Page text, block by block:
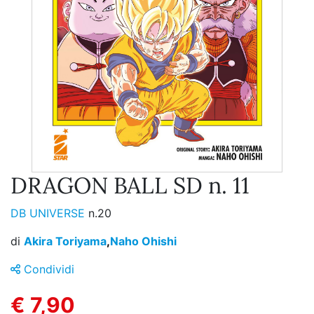
DRAGON BALL SD n. 11
DB UNIVERSE n.20
di Akira Toriyama,Naho Ohishi
Condividi
€ 7,90